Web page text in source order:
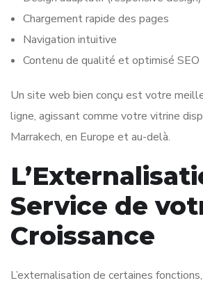
Chargement rapide des pages
Navigation intuitive
Contenu de qualité et optimisé SEO
Un site web bien conçu est votre
ligne, agissant comme votre vitrine
Marrakech, en Europe et au-delà.
Service de
Croissance
L’externalisation de certaines